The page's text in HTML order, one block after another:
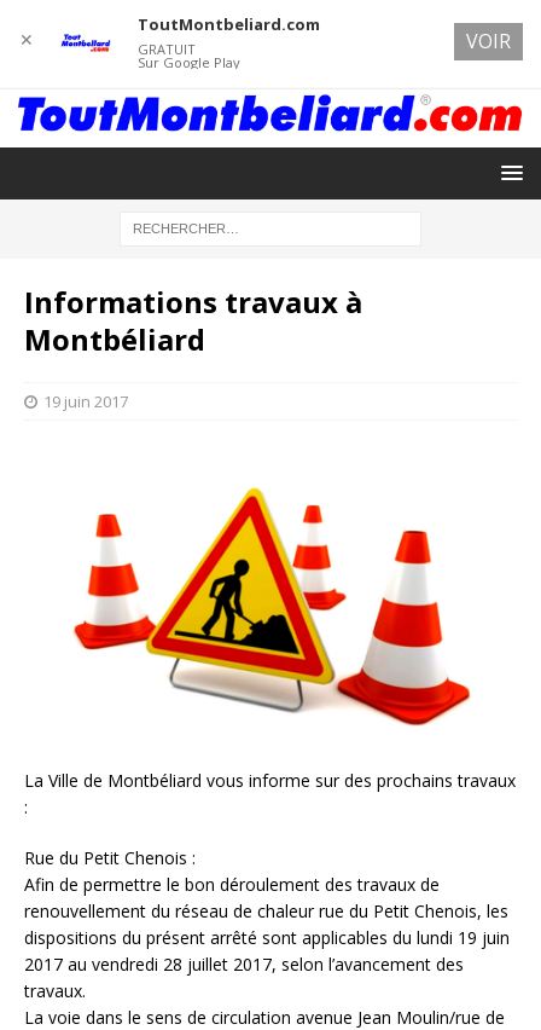
Informations travaux à
Montbéliard
19 juin 2017
La Ville de Montbéliard vous informe sur des prochains travaux
:
Rue du Petit Chenois :
Afin de permettre le bon déroulement des travaux de
renouvellement du réseau de chaleur rue du Petit Chenois, les
dispositions du présent arrêté sont applicables du lundi 19 juin
2017 au vendredi 28 juillet 2017, selon l’avancement des
travaux.
La voie dans le sens de circulation avenue Jean Moulin/rue de
✕
ToutMontbeliard.com
GRATUIT
Sur Google Play
VOIR